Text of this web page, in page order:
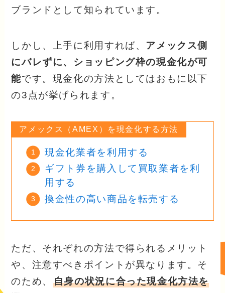
ブランドとして知られています。
しかし、上手に利用すれば、 アメックス側
にバレずに、ショッピング枠の現金化が可
能です。現金化の方法としてはおもに以下
の3点が挙げられます。
アメックス（AMEX）を現金化する方法
現金化業者を利用する
ギフト券を購入して買取業者を利
用する
換金性の高い商品を転売する
ただ、それぞれの方法で得られるメリット
や、注意すべきポイントが異なります。そ
のため、 自身の状況に合った現金化方法を